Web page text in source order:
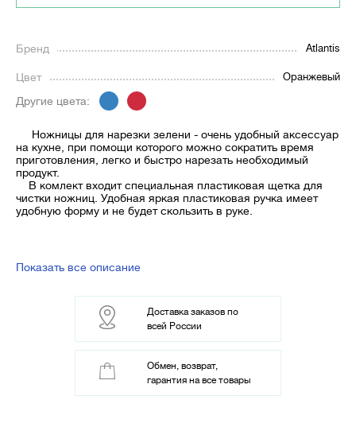
Бренд Atlantis
Цвет Оранжевый
Другие цвета:
Ножницы для нарезки зелени - очень удобный аксессуар
на кухне, при помощи которого можно сократить время
приготовления, легко и быстро нарезать необходимый
продукт.
В комлект входит специальная пластиковая щетка для
чистки ножниц. Удобная яркая пластиковая ручка имеет
удобную форму и не будет скользить в руке.
Показать все описание
Доставка заказов по
всей России
Обмен, возврат,
гарантия на все товары